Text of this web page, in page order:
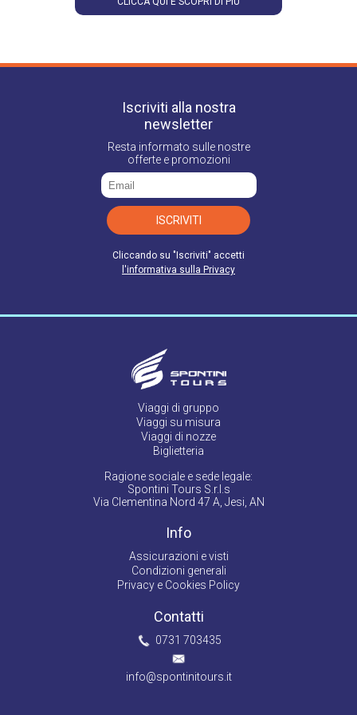
momento senza pregiudicare la liceità del trattamento e di proporre
Iscriviti alla nostra
newsletter
Resta informato sulle nostre
offerte e promozioni
ISCRIVITI
Cliccando su "Iscriviti" accetti
l'informativa sulla Privacy
Viaggi di gruppo
Viaggi su misura
Viaggi di nozze
Biglietteria
Ragione sociale e sede legale:
Spontini Tours S.r.l.s
Via Clementina Nord 47 A, Jesi, AN
Info
Assicurazioni e visti
Condizioni generali
Privacy e Cookies Policy
Contatti
0731 703435
info@spontinitours.it